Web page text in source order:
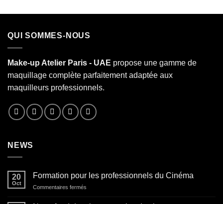
QUI SOMMES-NOUS
Make-up Atelier Paris - UAE propose une gamme de
maquillage complète parfaitement adaptée aux
maquilleurs professionnels.
NEWS
20
Oct
Formation pour les professionnels du Cinéma
Commentaires fermés